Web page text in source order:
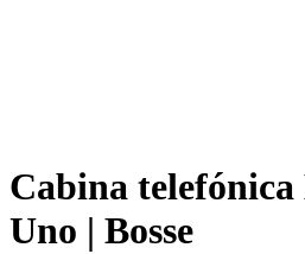
Cabina telefónica
Uno | Bosse